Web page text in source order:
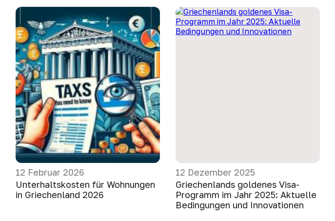
12 Februar 2026
Unterhaltskosten für Wohnungen
in Griechenland 2026
12 Dezember 2025
Griechenlands goldenes Visa-
Programm im Jahr 2025: Aktuelle
Bedingungen und Innovationen